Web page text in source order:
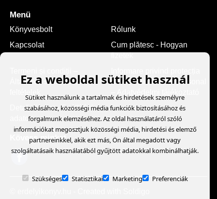
Menü
Könyvesbolt
Rólunk
Kapcsolat
Cum plătesc - Hogyan
Általános szerződési
datelor cu caracter personal
Detalii livrare - Szállítási
adatok
Kövess minket
Ez a weboldal sütiket használ
Sütiket használunk a tartalmak és hirdetések személyre
szabásához, közösségi média funkciók biztosításához és
forgalmunk elemzéséhez. Az oldal használatáról szóló
információkat megosztjuk közösségi média, hirdetési és elemző
partnereinkkel, akik ezt más, Ön által megadott vagy
szolgáltatásaik használatából gyűjtött adatokkal kombinálhatják.
Szükséges Statisztikai Marketing Preferenciák